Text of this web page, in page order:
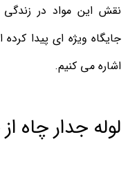
نقش این مواد در زندگی
جایگاه ویژه ای پیدا کرده
اشاره می کنیم.
لوله جدار چاه